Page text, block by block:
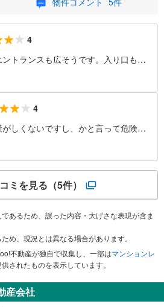
4
トランスも広そうです。入り口も
。
4
しくないですし、かと言って危険な
いるので生活しやすそうです。
ミを見る （5件）
あるため、誤った内容・大げさな表現が含ま
め、現況とは異なる場合があります。
不動産が独自で収集し、一部はマンションレ
されたものを表示しています。
産会社